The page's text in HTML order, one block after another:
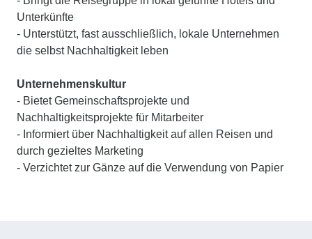
Unterkünfte
- Unterstützt, fast ausschließlich, lokale Unternehmen
die selbst Nachhaltigkeit leben
Unternehmenskultur
- Bietet Gemeinschaftsprojekte und
Nachhaltigkeitsprojekte für Mitarbeiter
- Informiert über Nachhaltigkeit auf allen Reisen und
durch gezieltes Marketing
- Verzichtet zur Gänze auf die Verwendung von Papier